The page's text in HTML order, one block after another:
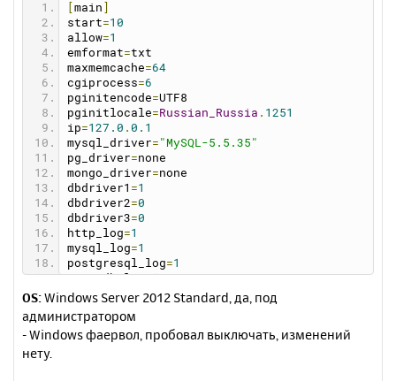
main
start=10
allow=1
emformat=txt
maxmemcache=64
cgiprocess=6
pginitencode=UTF8
pginitlocale=Russian_Russia . 1251
ip=127.0 . 0.1
mysql_driver= "MySQL-5.5.35"
pg_driver=none
mongo_driver=none
dbdriver1 =1
dbdriver2=0
dbdriver3=0
http_log=1
mysql_log=1
postgresql_log=1
mongodb_log=1
dns_log=1
debugmail=
mysqlcharset =utf8_general_ci
OS:Windows Server 2012 Standard, да, под
администратором
- Windows фаервол, пробовал выключать, изменений
нету.